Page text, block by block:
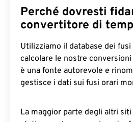
Perché dovresti
convertitore di
Utilizziamo il database dei fusi
calcolare le nostre
è una fonte autorevole e
gestisce i dati sui fusi orari
La maggior parte degli altri